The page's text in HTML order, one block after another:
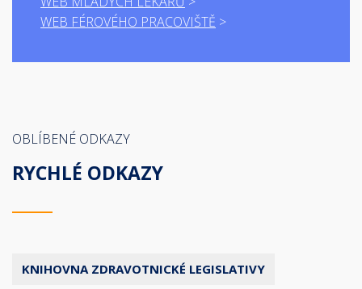
WEB FÉROVÉHO PRACOVIŠTĚ
OBLÍBENÉ ODKAZY
RYCHLÉ ODKAZY
KNIHOVNA ZDRAVOTNICKÉ LEGISLATIVY